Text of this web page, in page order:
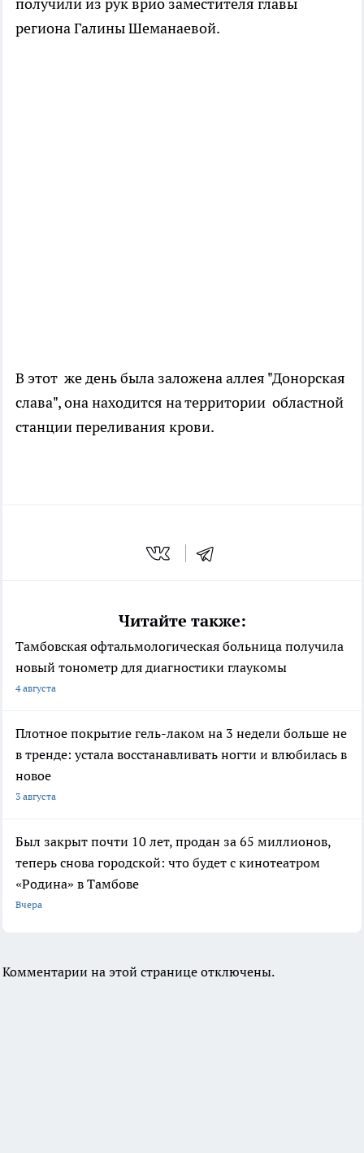
региона Галины Шеманаевой.
В этот же день была заложена аллея "Донорская
слава", она находится на территории областной
станции переливания крови.
Читайте также:
Тамбовская офтальмологическая больница получила
новый тонометр для диагностики глаукомы
4 августа
Плотное покрытие гель-лаком на 3 недели больше не
в тренде: устала восстанавливать ногти и влюбилась в
новое
3 августа
Был закрыт почти 10 лет, продан за 65 миллионов,
теперь снова городской: что будет с кинотеатром
«Родина» в Тамбове
Вчера
Комментарии на этой странице отключены.